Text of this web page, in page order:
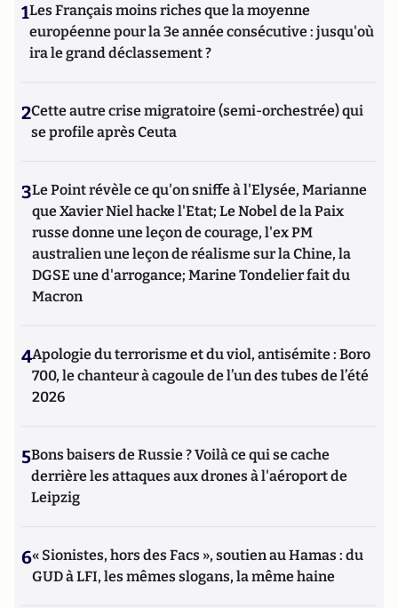
1Les Français moins riches que la moyenne
européenne pour la 3e année consécutive : jusqu'où
ira le grand déclassement ?
2Cette autre crise migratoire (semi-orchestrée) qui
se profile après Ceuta
3Le Point révèle ce qu'on sniffe à l'Elysée, Marianne
que Xavier Niel hacke l'Etat; Le Nobel de la Paix
russe donne une leçon de courage, l'ex PM
australien une leçon de réalisme sur la Chine, la
DGSE une d'arrogance; Marine Tondelier fait du
Macron
4Apologie du terrorisme et du viol, antisémite : Boro
700, le chanteur à cagoule de l’un des tubes de l’été
2026
5Bons baisers de Russie ? Voilà ce qui se cache
derrière les attaques aux drones à l'aéroport de
Leipzig
6« Sionistes, hors des Facs », soutien au Hamas : du
GUD à LFI, les mêmes slogans, la même haine